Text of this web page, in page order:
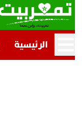
الرئيسية